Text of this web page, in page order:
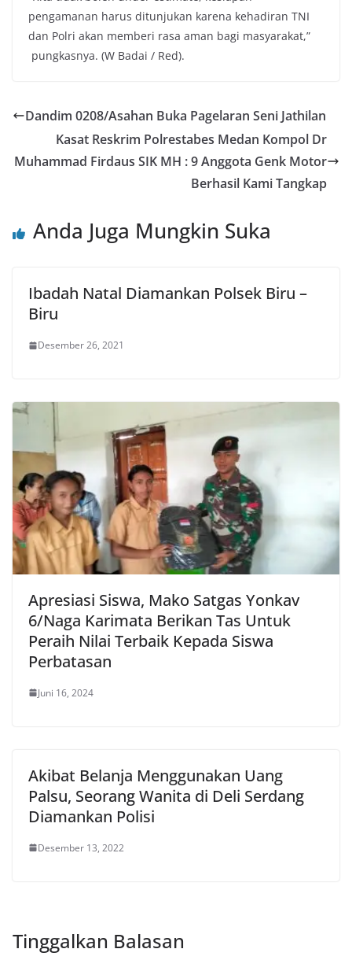
pengamanan harus ditunjukan karena kehadiran TNI
dan Polri akan memberi rasa aman bagi masyarakat,”
pungkasnya. (W Badai / Red).
Dandim 0208/Asahan Buka Pagelaran Seni Jathilan
Kasat Reskrim Polrestabes Medan Kompol Dr
Muhammad Firdaus SIK MH : 9 Anggota Genk Motor
Berhasil Kami Tangkap
Anda Juga Mungkin Suka
Ibadah Natal Diamankan Polsek Biru –
Biru
Desember 26, 2021
Apresiasi Siswa, Mako Satgas Yonkav
6/Naga Karimata Berikan Tas Untuk
Peraih Nilai Terbaik Kepada Siswa
Perbatasan
Juni 16, 2024
Akibat Belanja Menggunakan Uang
Palsu, Seorang Wanita di Deli Serdang
Diamankan Polisi
Desember 13, 2022
Tinggalkan Balasan